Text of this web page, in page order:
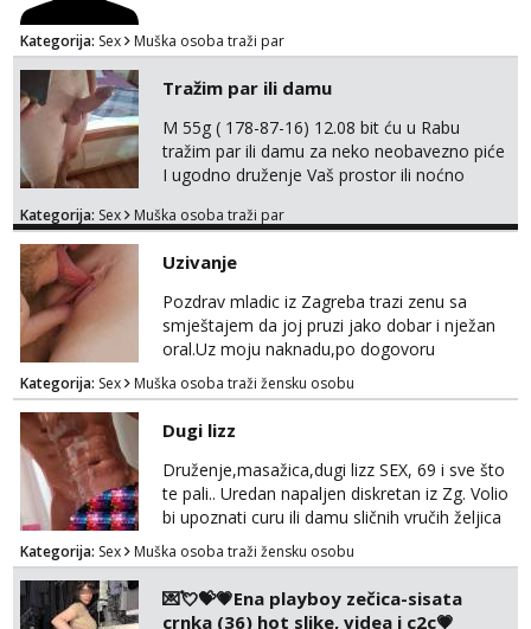
Kategorija: Sex Muška osoba traži par
Tražim par ili damu
M 55g ( 178-87-16) 12.08 bit ću u Rabu
tražim par ili damu za neko neobavezno piće
I ugodno druženje Vaš prostor ili noćno
trata.vrh@gmail.com
Kategorija: Sex Muška osoba traži par
Uzivanje
Pozdrav mladic iz Zagreba trazi zenu sa
smještajem da joj pruzi jako dobar i nježan
oral.Uz moju naknadu,po dogovoru
.Diskrecija osigurana.
Kategorija: Sex Muška osoba traži žensku osobu
Dugi lizz
Druženje,masažica,dugi lizz SEX, 69 i sve što
te pali.. Uredan napaljen diskretan iz Zg. Volio
bi upoznati curu ili damu sličnih vručih željica
za zajedničko ugodno i strastveno druženje.
Prostor imam, diskr max. A i mobilan 🚗 sam.
Kategorija: Sex Muška osoba traži žensku osobu
💌💘💝💗Ena playboy zečica-sisata
crnka (36) hot slike, videa i c2c💗